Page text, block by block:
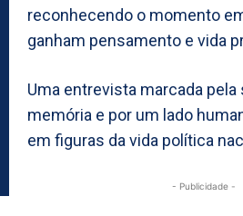
reconhecendo o momento
ganham pensamento e vida
Uma entrevista marcada pela
memória e por um lado
em figuras da vida política
- Publicidade -